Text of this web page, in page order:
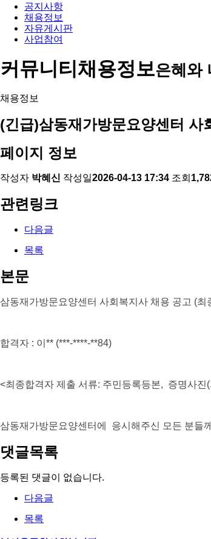
공지사항
채용정보
자유게시판
사업참여
커뮤니티채용정보은혜와
채용정보
(긴급)삼동재가방문요양센터 사
페이지 정보
작성자 박혜신 작성일2026-04-13 17:34 조회
관련링크
다음글
목록
본문
삼동재가방문요양센터 사회복지사 채용 공고 (
합격자 : 이 ** (***-****-**84)
<최종합격자 제출 서류: 주민등록등본, 증명사진 (
삼동재가방문요양센터에 응시해주신 모든 분들
댓글목록
등록된 댓글이 없습니다.
다음글
목록